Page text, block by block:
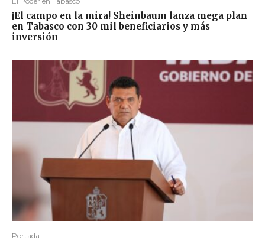
¡El campo en la mira! Sheinbaum lanza mega plan
en Tabasco con 30 mil beneficiarios y más
inversión
Portada